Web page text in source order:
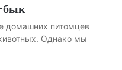
бык
домашних питомцев
Однако мы